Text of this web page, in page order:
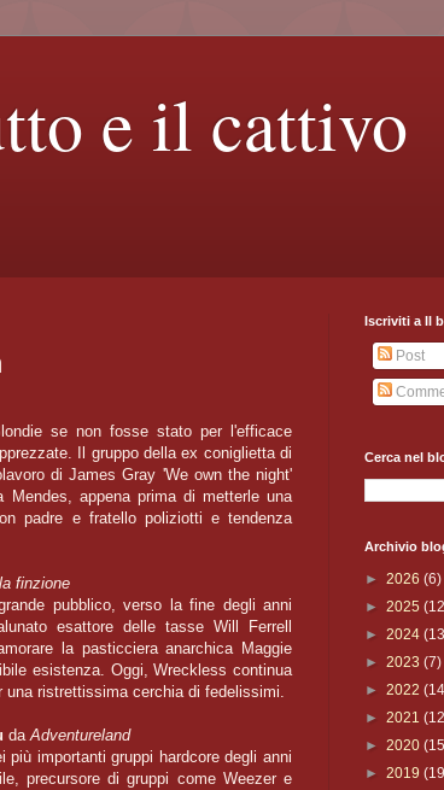
e il cattivo
se non fosse stato per l'efficace
Il gruppo della ex coniglietta di
di James Gray 'We own the night'
Mendes, appena prima di metterle una
padre e fratello poliziotti e tendenza
finzione
pubblico, verso la fine degli anni
esattore delle tasse Will Ferrell
la pasticciera anarchica Maggie
esistenza. Oggi, Wreckless continua
ristrettissima cerchia di fedelissimi.
daAdventureland
importanti gruppi hardcore degli anni
precursore di gruppi come Weezer e
Iscriviti a Il
Post
Cerca nel
Archivio
► 2026 (6)
► 2025
► 2024
► 2023 (7)
► 2022
► 2021
► 2020
► 2019